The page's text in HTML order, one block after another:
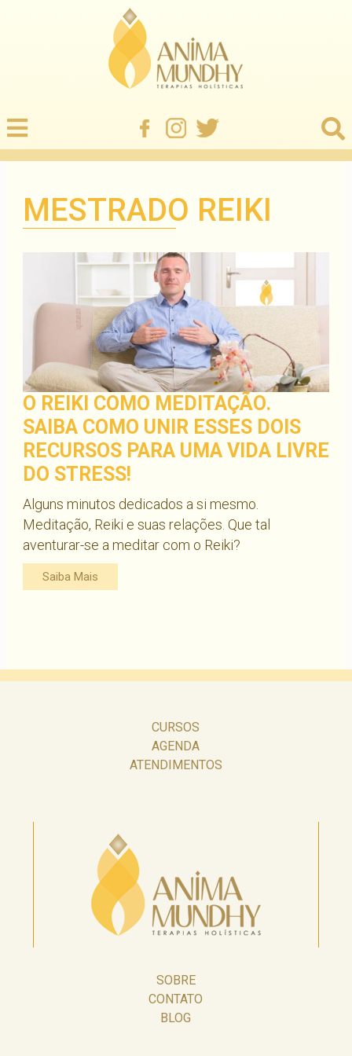
MESTRADO REIKI
O REIKI COMO MEDITAÇÃO.
SAIBA COMO UNIR ESSES DOIS
RECURSOS PARA UMA VIDA LIVRE
DO STRESS!
Alguns minutos dedicados a si mesmo.
Meditação, Reiki e suas relações. Que tal
aventurar-se a meditar com o Reiki?
Saiba Mais
CURSOS
AGENDA
ATENDIMENTOS
SOBRE
CONTATO
BLOG